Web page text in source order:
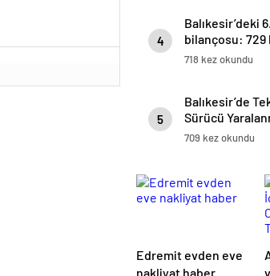
4
Balıkesir’deki
bilançosu: 729
bağımsız bölüm
718 kez okundu
5
Balıkesir’de
Sürücü
709 kez okundu
Edremit evden eve
nakliyat haber